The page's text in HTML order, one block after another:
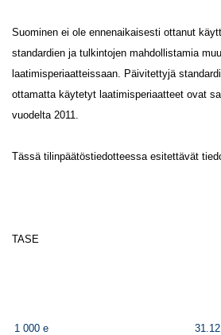
Suominen ei ole ennenaikaisesti ottanut
standardien ja tulkintojen mahdollistamia
laatimisperiaatteissaan. Päivitettyjä
ottamatta käytetyt laatimisperiaatteet ovat
vuodelta 2011.
Tässä tilinpäätöstiedotteessa esitettävät
TASE
1 000 e